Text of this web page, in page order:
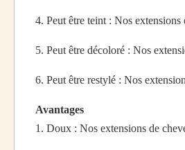
4. Peut être teint : Nos
5. Peut être décoloré : Nos
6. Peut être restylé : Nos
Avantages
1. Doux : Nos extensions de